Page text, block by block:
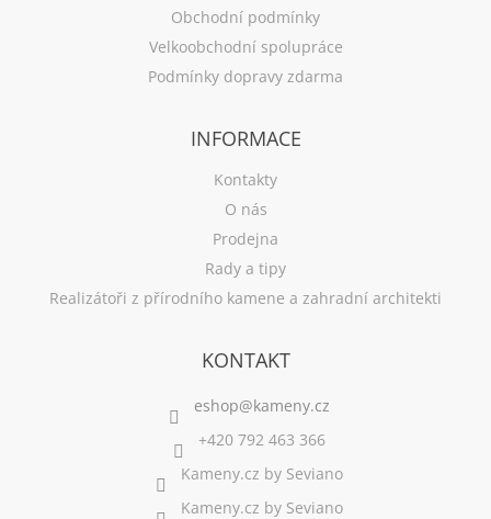
Obchodní podmínky
Velkoobchodní spolupráce
Podmínky dopravy zdarma
INFORMACE
Kontakty
O nás
Prodejna
Rady a tipy
Realizátoři z přírodního kamene a zahradní architekti
KONTAKT
+420 792 463 366
Kameny.cz by Seviano
Kameny.cz by Seviano